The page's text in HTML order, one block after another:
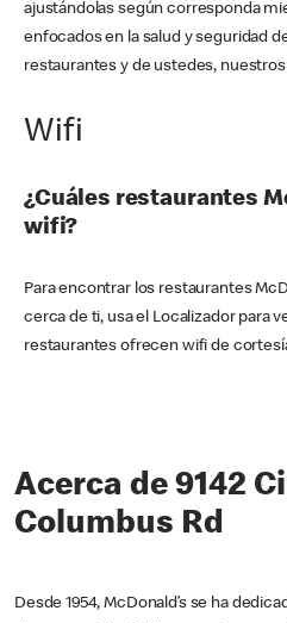
ajustándolas según corresponda
enfocados en la salud y seguridad
restaurantes y de ustedes,
Wifi
¿Cuáles restaurantes
wifi?
Para encontrar los restaurantes
cerca de ti, usa el Localizador para
restaurantes ofrecen wifi de
Acerca de 9142
Columbus Rd
Desde 1954, McDonald’s se ha